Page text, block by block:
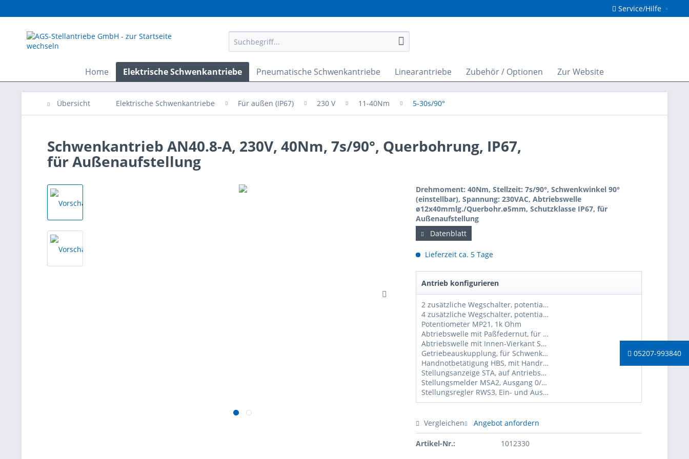
05207-993840
Service/Hilfe
Home Elektrische Schwenkantriebe Pneumatische Schwenkantriebe Linearantriebe Zubehör / Optionen Zur Website
Übersicht Elektrische Schwenkantriebe Für außen (IP67) 230 V 11-40Nm 5-30s/90°
Schwenkantrieb AN40.8-A, 230V, 40Nm, 7s/90°, Querbohrung, IP67,
für Außenaufstellung
Drehmoment: 40Nm, Stellzeit: 7s/90°, Schwenkwinkel 90°
(einstellbar), Spannung: 230VAC, Abtriebswelle
ø12x40mmlg./Querbohr.ø5mm, Schutzklasse IP67, für
Außenaufstellung
Datenblatt
Lieferzeit ca. 5 Tage
Antrieb konfigurieren
2 zusätzliche Wegschalter, potentialfrei
4 zusätzliche Wegschalter, potentialfrei
Potentiometer MP21, 1k Ohm
Abtriebswelle mit Paßfedernut, für Schwenkantriebe AN40
Abtriebswelle mit Innen-Vierkant SW14mm, für Schwenkantriebe AN40
Getriebeauskupplung, für Schwenkantriebe AN (tw. nicht möglich, bitte anfragen)
Handnotbetätigung HBS, mit Handrad ø150mm, für Schwenkantriebe AN (tw. nicht möglich, bitte anfragen
Stellungsanzeige STA, auf Antriebshaube, für Schwenkantriebe AN
Stellungsmelder MSA2, Ausgang 0/2-10V und 0/4-20mA, für Schwenkantriebe AN
Stellungsregler RWS3, Ein- und Ausgang 0/2-10V und 0/4-20mA, für Schwenkantriebe AN, 230VAC
Vergleichen Angebot anfordern
Artikel-Nr.: 1012330